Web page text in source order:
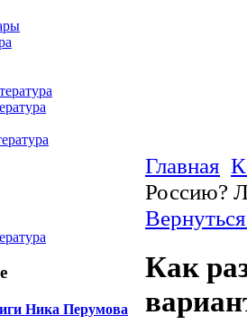
Ника Перумова
Главная
Россию?
Как